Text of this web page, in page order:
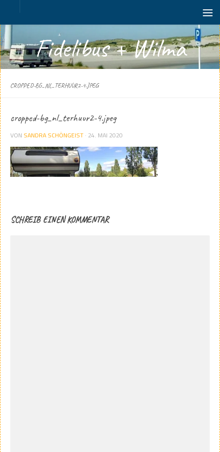
Zum Inhalt springen
Fidelibus + Wilma
CROPPED-BG_NL_TERHUUR2-4.JPEG
cropped-bg_nl_terhuur2-4.jpeg
VON SANDRA SCHÖNGEIST · 24. MAI 2020
SCHREIB EINEN KOMMENTAR